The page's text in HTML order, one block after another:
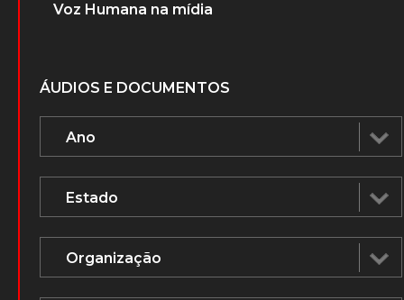
Voz Humana na mídia
ÁUDIOS E DOCUMENTOS